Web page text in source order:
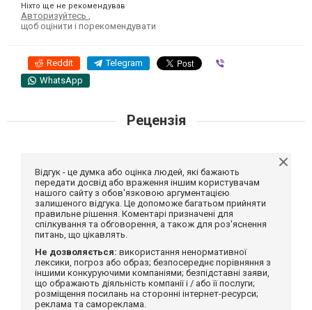
Ніхто ще не рекомендував
Авторизуйтесь
щоб оцінити і порекомендувати
Reddit Telegram
WhatsApp
Рецензія
Відгук - це думка або оцінка людей, які бажають
передати досвід або враження іншим користувачам
нашого сайту з обов'язковою аргументацією
залишеного відгука. Це допоможе багатьом прийняти
правильне рішення. Коментарі призначені для
спілкування та обговорення, а також для роз'яснення
питань, що цікавлять.
Не дозволяється: використання ненормативної
лексики, погроз або образ; безпосереднє порівняння з
іншими конкуруючими компаніями; безпідставні заяви,
що ображають діяльність компанії і / або її послуги;
розміщення посилань на сторонні інтернет-ресурси;
реклама та самореклама.